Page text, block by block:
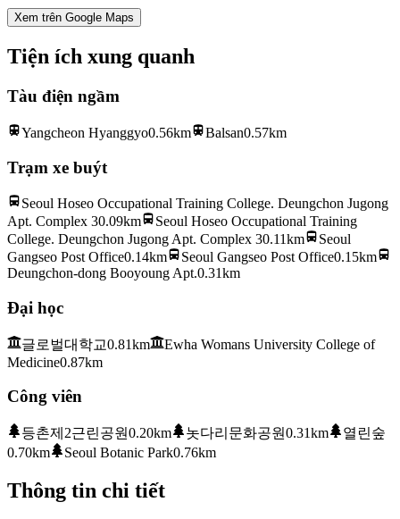
Xem trên Google Maps
Tiện ích xung quanh
Tàu điện ngầm
Yangcheon Hyanggyo0.56km Balsan0.57km
Trạm xe buýt
Seoul Hoseo Occupational Training College. Deungchon Jugong
Apt. Complex 30.09km
Seoul Hoseo Occupational Training
College. Deungchon Jugong Apt. Complex 30.11km
Seoul
Gangseo Post Office0.14km Seoul Gangseo Post Office0.15km
Deungchon-dong Booyoung Apt.0.31km
Đại học
글로벌대학교0.81km
Ewha Womans University College of
Medicine0.87km
Công viên
등촌제2근린공원0.20km 놋다리문화공원0.31km
열린숲
0.70km
Seoul Botanic Park0.76km
Thông tin chi tiết